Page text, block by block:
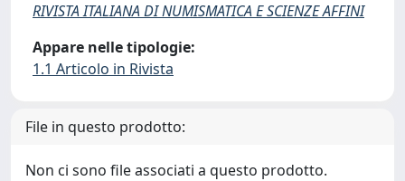
RIVISTA ITALIANA DI NUMISMATICA E SCIENZE AFFINI
Appare nelle tipologie:
1.1 Articolo in Rivista
File in questo prodotto:
Non ci sono file associati a questo prodotto.